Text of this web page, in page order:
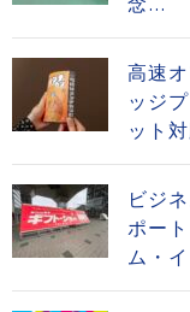
高速
ッジ
ット
ビジ
ポー
ム・